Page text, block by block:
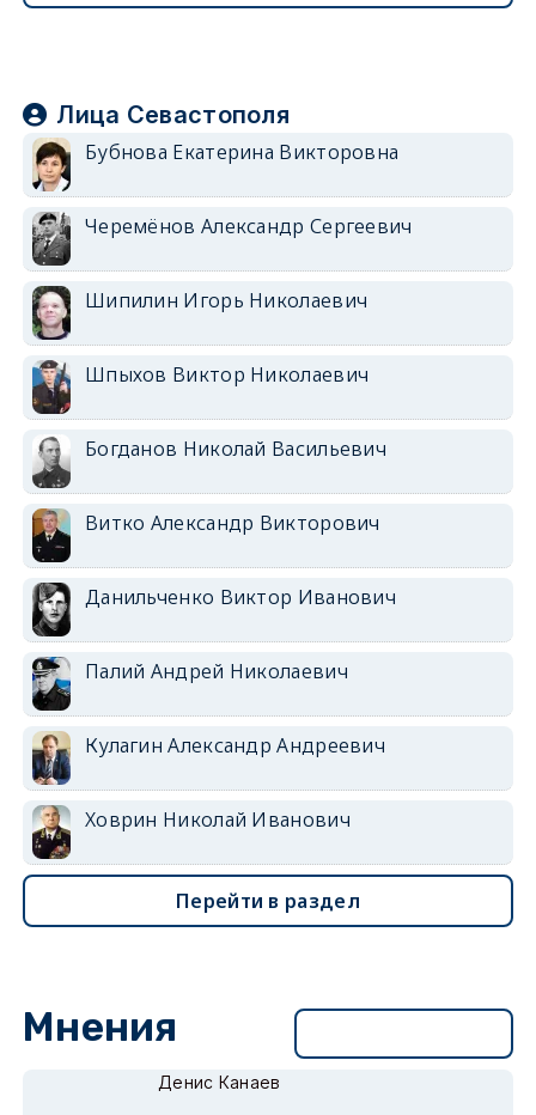
Лица Севастополя
Бубнова Екатерина Викторовна
Черемёнов Александр Сергеевич
Шипилин Игорь Николаевич
Шпыхов Виктор Николаевич
Богданов Николай Васильевич
Витко Александр Викторович
Данильченко Виктор Иванович
Палий Андрей Николаевич
Кулагин Александр Андреевич
Ховрин Николай Иванович
Перейти в раздел
Мнения
Денис Канаев